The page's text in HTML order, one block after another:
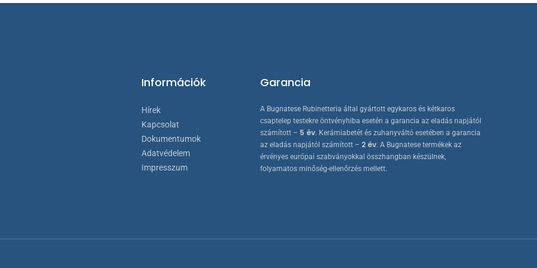
Információk
Hírek
Kapcsolat
Dokumentumok
Adatvédelem
Impresszum
Garancia
A Bugnatese Rubinetteria által gyártott egykaros és kétkaros
csaptelep testekre öntvényhiba esetén a garancia az eladás napjától
számított – 5 év. Kerámiabetét és zuhanyváltó esetében a garancia
az eladás napjától számított – 2 év. A Bugnatese termékek az
érvényes európai szabványokkal összhangban készülnek,
folyamatos minőség-ellenőrzés mellett.